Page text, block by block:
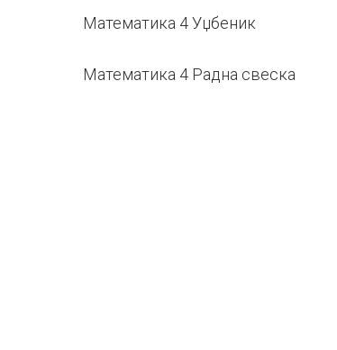
Математика 4 Уџбеник
Математика 4 Радна свеска